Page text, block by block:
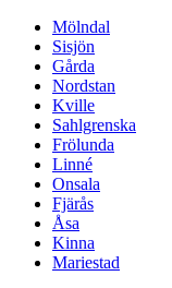
Mölndal
Sisjön
Gårda
Nordstan
Kville
Sahlgrenska
Frölunda
Linné
Onsala
Fjärås
Åsa
Kinna
Mariestad